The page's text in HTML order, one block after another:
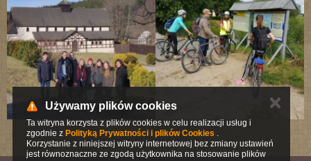
Używamy plików cookies
Ta witryna korzysta z plików cookies w celu realizacji usług i
zgodnie z Polityką Prywatności i plików Cookies .
Korzystanie z niniejszej witryny internetowej bez zmiany ustawień
jest równoznaczne ze zgodą użytkownika na stosowanie plików
✕